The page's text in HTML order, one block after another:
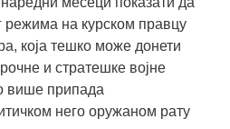
режима на курском правцу
која тешко може донети
и стратешке војне
више припада
него оружаном рату